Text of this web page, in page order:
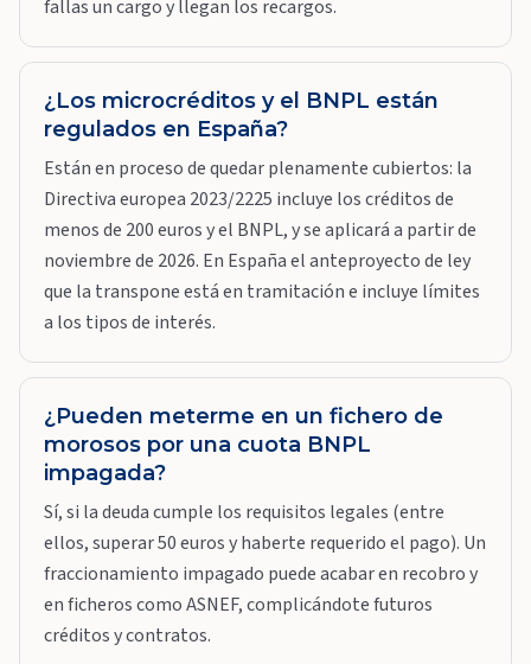
fallas un cargo y llegan los recargos.
¿Los microcréditos y el BNPL están
regulados en España?
Están en proceso de quedar plenamente cubiertos: la
Directiva europea 2023/2225 incluye los créditos de
menos de 200 euros y el BNPL, y se aplicará a partir de
noviembre de 2026. En España el anteproyecto de ley
que la transpone está en tramitación e incluye límites
a los tipos de interés.
¿Pueden meterme en un fichero de
morosos por una cuota BNPL
impagada?
Sí, si la deuda cumple los requisitos legales (entre
ellos, superar 50 euros y haberte requerido el pago). Un
fraccionamiento impagado puede acabar en recobro y
en ficheros como ASNEF, complicándote futuros
créditos y contratos.